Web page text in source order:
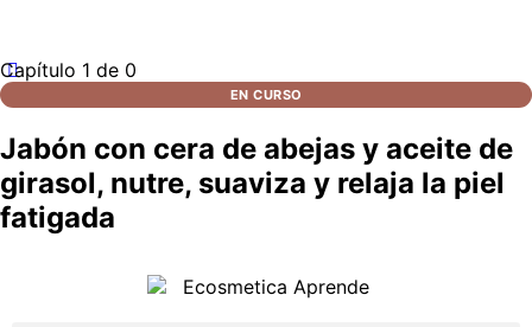
Capítulo 1 de 0
EN CURSO
Jabón con cera de abejas y aceite de
girasol, nutre, suaviza y relaja la piel
fatigada